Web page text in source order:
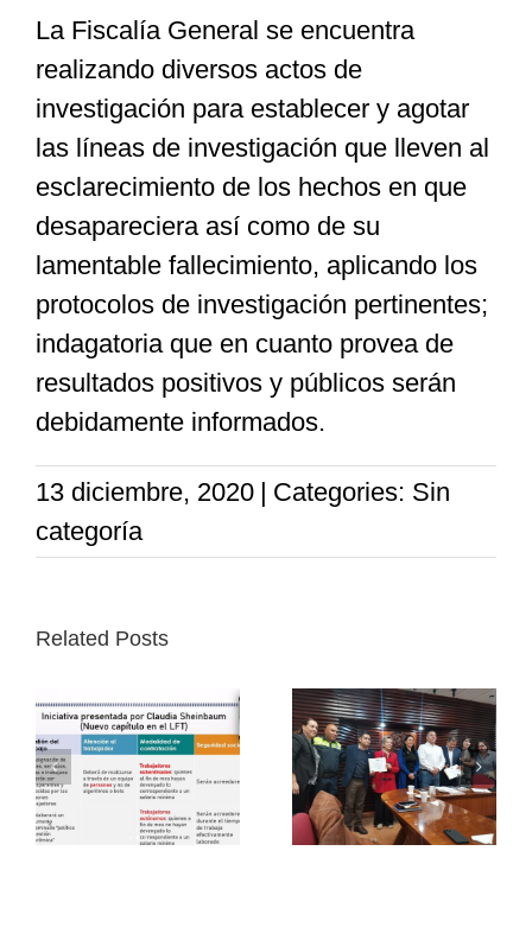
La Fiscalía General se encuentra
realizando diversos actos de
investigación para establecer y agotar
las líneas de investigación que lleven al
esclarecimiento de los hechos en que
desapareciera así como de su
lamentable fallecimiento, aplicando los
protocolos de investigación pertinentes;
indagatoria que en cuanto provea de
resultados positivos y públicos serán
debidamente informados.
13 diciembre, 2020 | Categories: Sin
categoría
Related Posts